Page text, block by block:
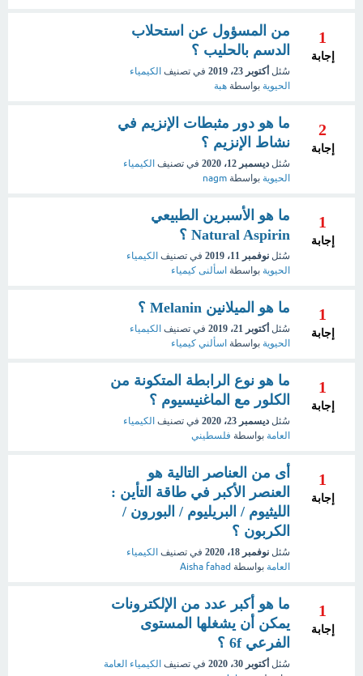
1
إجابة
من المسؤول عن استحلاب
الدسم بالحليب ؟
سُئل أكتوبر 23، 2019 في تصنيف الكيمياء
الحيوية بواسطة هبة
2
إجابة
ما هو دور مثبطات الإنزيم في
نشاط الإنزيم ؟
سُئل ديسمبر 12، 2020 في تصنيف الكيمياء
الحيوية بواسطة nagm
1
إجابة
ما هو الأسبرين الطبيعي
Natural Aspirin ؟
سُئل نوفمبر 11، 2019 في تصنيف الكيمياء
الحيوية بواسطة اسألنى كيمياء
1
إجابة
ما هو الميلانين Melanin ؟
سُئل أكتوبر 21، 2019 في تصنيف الكيمياء
الحيوية بواسطة اسألني كيمياء
1
إجابة
ما هو نوع الرابطة المتكونة من
الكلور مع الماغنيسيوم ؟
سُئل ديسمبر 23، 2020 في تصنيف الكيمياء
العامة بواسطة فلسطيني
1
إجابة
أى من العناصر التالية هو
العنصر الأكبر في طاقة التأين :
الليثيوم / البريليوم / البورون /
الكربون ؟
سُئل نوفمبر 18، 2020 في تصنيف الكيمياء
العامة بواسطة Aisha fahad
1
إجابة
ما هو أكبر عدد من الإلكترونات
يمكن أن يشغلها المستوى
الفرعي 6f ؟
سُئل أكتوبر 30، 2020 في تصنيف الكيمياء العامة